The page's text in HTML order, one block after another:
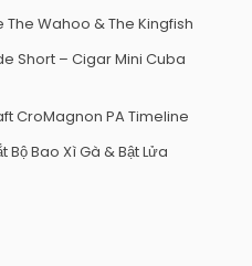
The Wahoo & The Kingfish
Short – Cigar Mini Cuba
CroMagnon PA Timeline
Bộ Bao Xì Gà & Bật Lửa